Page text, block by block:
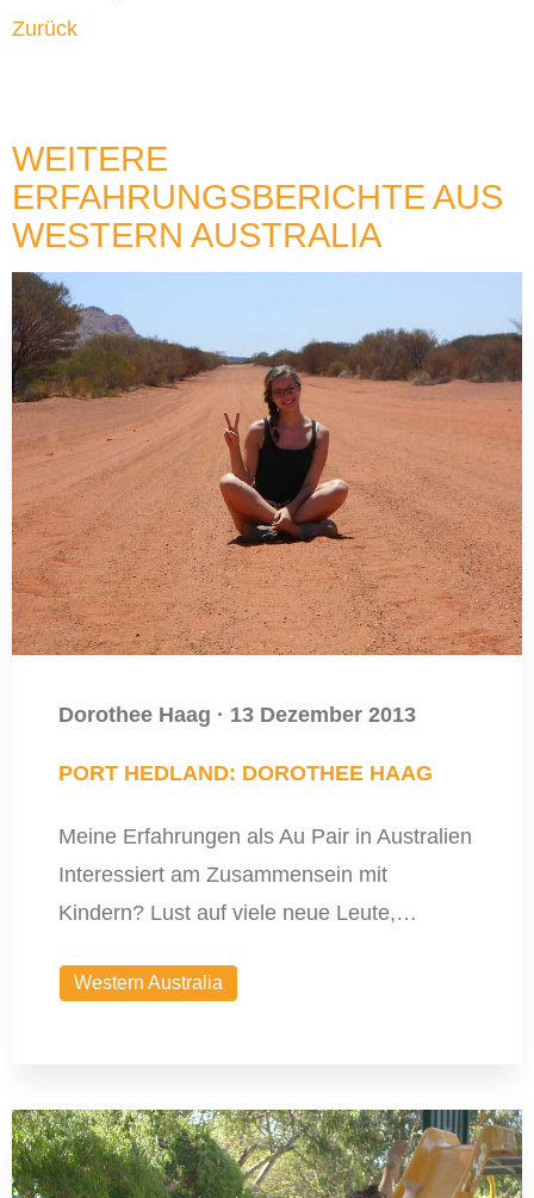
Zurück
WEITERE
ERFAHRUNGSBERICHTE AUS
WESTERN AUSTRALIA
Dorothee Haag · 13 Dezember 2013
PORT HEDLAND: DOROTHEE HAAG
Meine Erfahrungen als Au Pair in Australien
Interessiert am Zusammensein mit
Kindern? Lust auf viele neue Leute,…
Western Australia